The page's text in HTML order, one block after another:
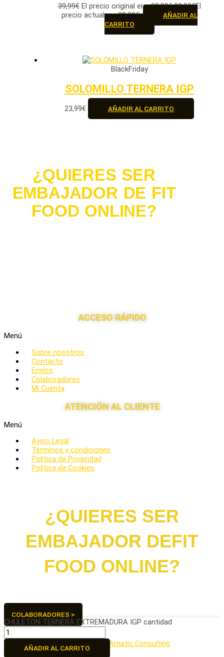
39,99€ El precio original era: 39,99€.29,99€El
precio actual es: 29,99€.
AÑADIR AL
CARRITO
BlackFriday
SOLOMILLO TERNERA IGP
23,99€ AÑADIR AL CARRITO
¿QUIERES SER
EMBAJADOR DE FIT
FOOD ONLINE?
ACCESO RÁPIDO
Menú
Sobre nosotros
Contacto
Envíos
Colaboradores
Mi Cuenta
ATENCIÓN AL CLIENTE
Menú
Aviso Legal
Términos y condiciones
Política de Privacidad
Política de Cookies
¿QUIERES SER
EMBAJADOR DEFIT
FOOD ONLINE?
COLABORADORES >
Amatic Consulting
CHULETON TERNERA EXTREMADURA IGP cantidad
AÑADIR AL CARRITO